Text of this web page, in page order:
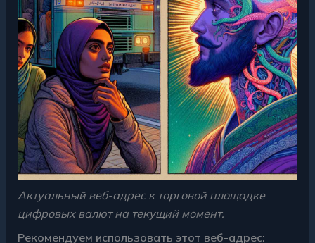
Актуальный веб-адрес к торговой площадке
цифровых валют на текущий момент.
Рекомендуем использовать этот веб-адрес: